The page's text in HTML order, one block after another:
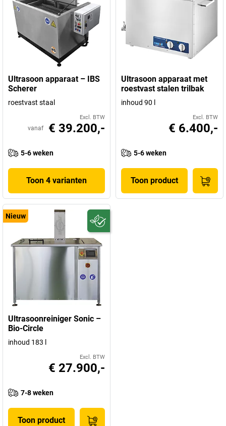
Ultrasoon apparaat – IBS
Scherer
roestvast staal
Excl. BTW
vanaf € 39.200,-
5-6 weken
Toon 4 varianten
Ultrasoon apparaat met
roestvast stalen trilbak
inhoud 90 l
Excl. BTW
€ 6.400,-
5-6 weken
Toon product
Nieuw
Ultrasoonreiniger Sonic –
Bio-Circle
inhoud 183 l
Excl. BTW
€ 27.900,-
7-8 weken
Toon product